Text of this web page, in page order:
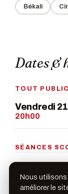
Békali
Dates &
TOUT PUBLIC
Vendredi
20h00
SÉANCES
Mardi 18
Nous utilisons
améliorer le